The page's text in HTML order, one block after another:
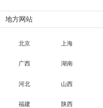
地方网站
北京 上海
广西 湖南
河北 山西
福建 陕西